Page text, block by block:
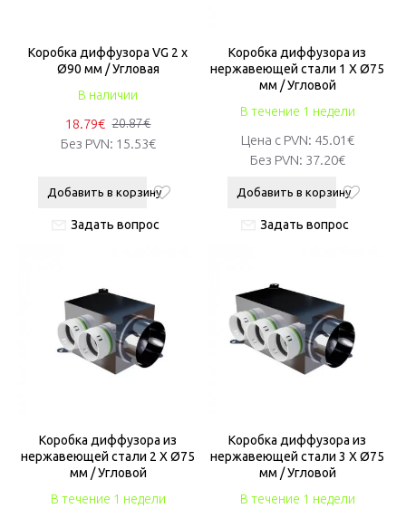
В наличии
Коробка диффузора VG 2 x
Ø90 мм / Угловая
18.79€ 20.87€
Без PVN: 15.53€
Добавить в корзину
Задать вопрос
В течение 1 недели
Коробка диффузора из
нержавеющей стали 1 X Ø75
мм / Угловой
Цена с PVN: 45.01€
Без PVN: 37.20€
Добавить в корзину
Задать вопрос
В течение 1 недели
Коробка диффузора из
нержавеющей стали 2 X Ø75
мм / Угловой
В течение 1 недели
Коробка диффузора из
нержавеющей стали 3 X Ø75
мм / Угловой